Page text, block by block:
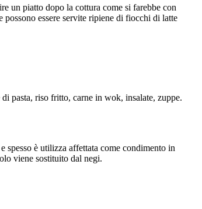
un piatto dopo la cottura come si farebbe con
essere servite ripiene di fiocchi di latte
pasta, riso fritto, carne in wok, insalate, zuppe.
è utilizza affettata come condimento in
viene sostituito dal negi.